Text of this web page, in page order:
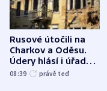
Rusové útočili na
Charkov a Oděsu.
Údery hlásí i úřady v
Bělgorodu
08:39 právě teď